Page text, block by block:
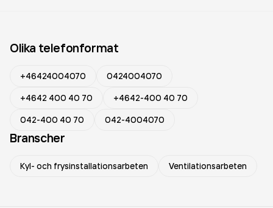
Olika telefonformat
+46424004070
0424004070
+4642 400 40 70
+4642-400 40 70
042-400 40 70
042-4004070
Branscher
Kyl- och frysinstallationsarbeten Ventilationsarbeten